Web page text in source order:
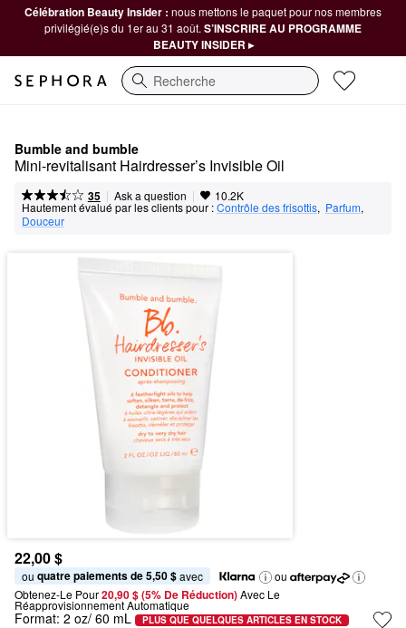
Célébration Beauty Insider : nous mettons le paquet pour nos membres
privilégié(e)s du 1er au 31 août. S’INSCRIRE AU PROGRAMME
BEAUTY INSIDER ▸
Recherche
Bumble and bumble
Mini-revitalisant Hairdresser’s Invisible Oil
35 | Ask a question | 10.2K
Hautement évalué par les clients pour :Contrôle des frisottis, Parfum,
Douceur
22,00 $
ou quatre paiements de 5,50 $ avec
ou
Obtenez-Le Pour20,90 $ (5% De Réduction) Avec Le
Réapprovisionnement Automatique
Format: 2 oz/ 60 mL PLUS QUE QUELQUES ARTICLES EN STOCK